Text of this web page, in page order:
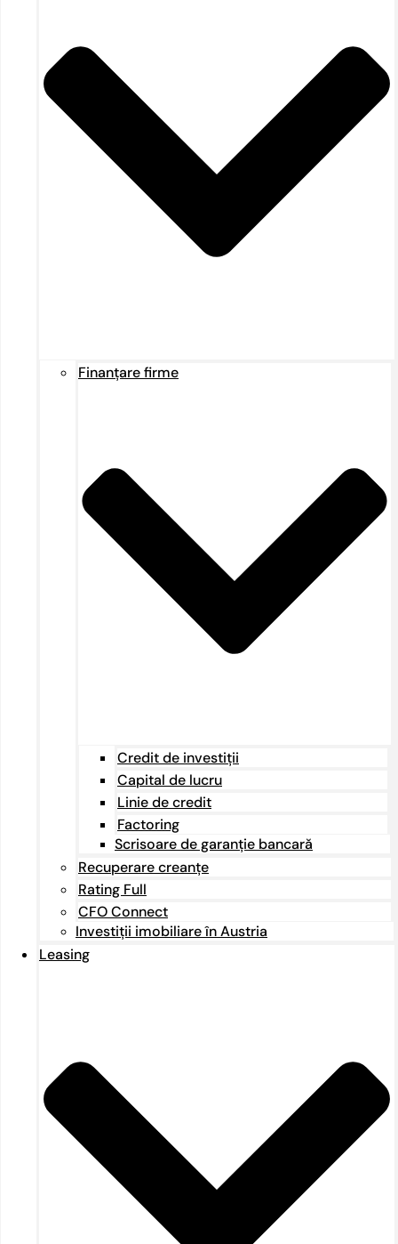
Finanțare firme
Credit de investiții
Capital de lucru
Linie de credit
Factoring
Scrisoare de garanție bancară
Recuperare creanțe
Rating Full
CFO Connect
Investiții imobiliare în Austria
Leasing